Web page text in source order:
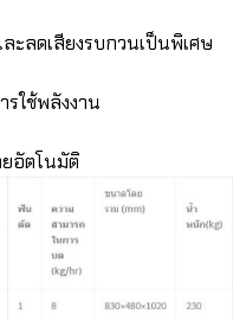
ะลดเสียงรบกวนเป็นพิเศษ
ใช้พลังงาน
อัตโนมัติ